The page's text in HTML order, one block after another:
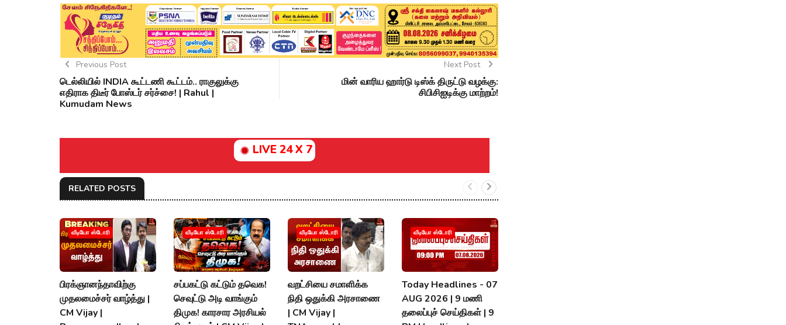
Previous Post
டெல்லியில் INDIA கூட்டணி கூட்டம்.. ராகுலுக்கு
எதிராக திடீர் போஸ்டர் சர்ச்சை! | Rahul |
Kumudam News
Next Post
மின் வாரிய ஹார்டு டிஸ்க் திருட்டு வழக்கு:
சிபிசிஐடிக்கு மாற்றம்!
LIVE 24 X 7
RELATED POSTS
வீடியோ ஸ்டோரி
பிரக்ஞானந்தாவிற்கு
முதலமைச்சர் வாழ்த்து |
CM Vijay |
வீடியோ ஸ்டோரி
சப்பகட்டு கட்டும் தவெக!
செவுட்டு அடி வாங்கும்
திமுக! காரசார அரசியல்
வீடியோ ஸ்டோரி
வறட்சியை சமாளிக்க
நிதி ஒதுக்கி அரசாணை
| CM Vijay |
வீடியோ ஸ்டோரி
Today Headlines - 07
AUG 2026 | 9 மணி
தலைப்புச் செய்திகள் | 9